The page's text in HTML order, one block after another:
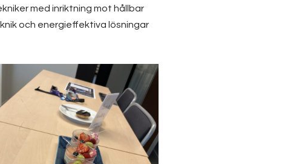
med inriktning mot hållbar
och energieffektiva lösningar